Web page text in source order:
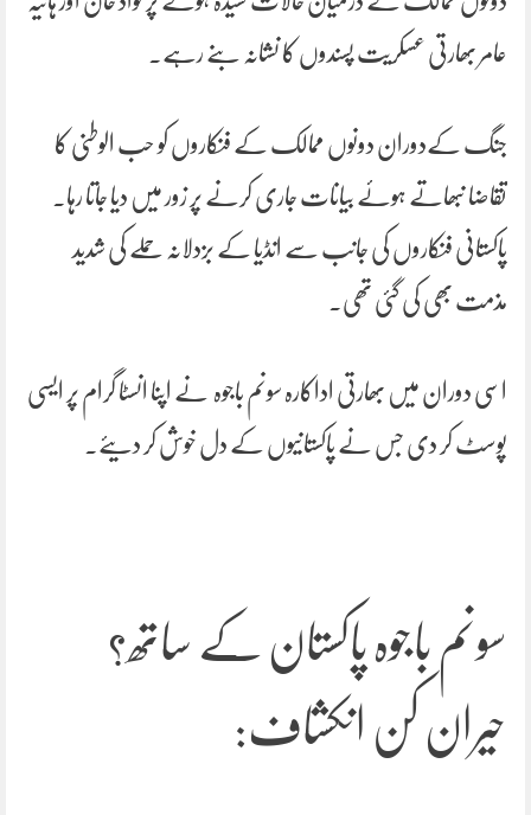
عامر بھارتی عسکریت پسندوں کا نشانہ بنے رہے۔
جنگ کےدوران دونوں ممالک کے فنکاروں کو حب الوطنی کا
تقاضا نبھاتے ہوئے بیانات جاری کرنے پر زور میں دیا جاتا رہا۔
پاکستانی فنکاروں کی جانب سے انڈیا کے بزدلانہ حملے کی شدید
مذمت بھی کی گئی تھی۔
اسی دوران میں بھارتی اداکارہ سونم باجوہ نے اپنا انسٹا گرام پر ایسی
پوسٹ کر دی جس نے پاکستانیوں کے دل خوش کر دیئے۔
سونم باجوہ پاکستان کے ساتھ؟
حیران کن انکشاف: